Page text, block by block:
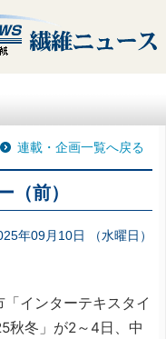
連載・企画一覧へ戻る
（前）
年09月10日 （水曜日）
インターテキスタイ
秋冬」が2～4日、中